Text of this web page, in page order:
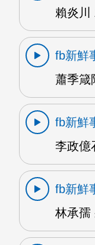
賴炎川
fb新鮮
蕭季箴
fb新鮮
李政億
fb新鮮
林承孺